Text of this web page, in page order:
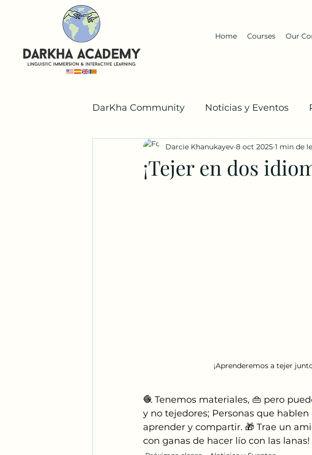
Home Courses Our
DarKha Community Noticias y Eventos
Español Valencià El Equipo DarKha
¡Tejer en dos
Darcie Khanukayev 8 oct 2025 1 min de
¡Aprenderemos a tejer
🧶 Tenemos materiales, 👜 pero
y no tejedores; Personas que
aprender y compartir. 🎁 Trae un
con ganas de hacer lío con las lanas!